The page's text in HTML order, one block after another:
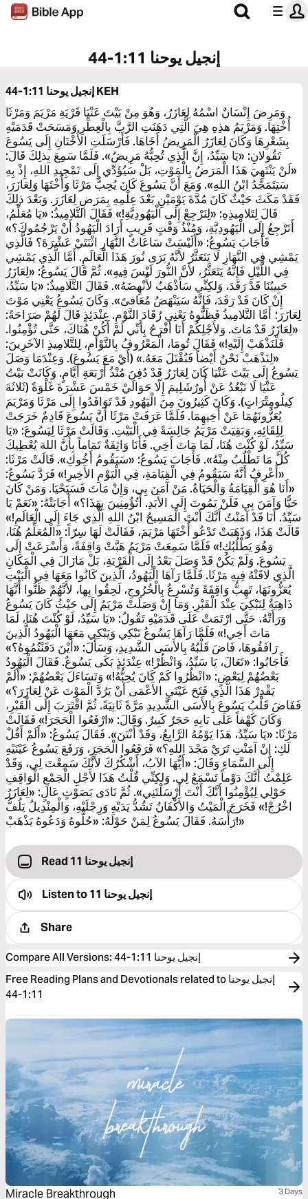
إنجيل يوحنا 1:11-44
إنجيل يوحنا 1:11-44KEH
وَمَرِضَ إِنْسَانٌ اسْمُهُ لِعَازَرُ، وَهُوَ مِنْ بَيْتَ عَنْيَا قَرْيَةِ مَرْيَمَ وَمَرْثَا
أُخْتِهَا. وَمَرْيَمُ هذِهِ هِيَ الَّتِي دَهَنَتِ الرَّبَّ بِالْعِطْرِ وَمَسَحَتْ قَدَمَيْهِ
بِشَعْرِهَا وَكَانَ لِعَازَرُ الْمَرِيضُ أَخَاهَا. فَأَرْسَلَتِ الأُخْتَانِ إِلَى يَسُوعَ
تَقُولانِ: «يَا سَيِّدُ، إِنَّ الَّذِي تُحِبُّهُ مَرِيضٌ». فَلَمَّا سَمِعَ بِذلِكَ قَالَ:
«لَنْ يَنْتَهِيَ هَذَا الْمَرَضُ بِالْمَوْتِ، بَلْ سَيُؤَدِّي إِلَى تَمْجِيدِ اللهِ، إِذْ بِهِ
سَيَتَمَجَّدُ ابْنُ اللهِ». وَمَعَ أَنَّ يَسُوعَ كَانَ يُحِبُّ مَرْثَا وَأُخْتَهَا وَلِعَازَرَ،
فَقَدْ مَكَثَ حَيْثُ كَانَ مُدَّةَ يَوْمَيْنِ بَعْدَ عِلْمِهِ بِمَرَضِ لِعَازَرَ. وَبَعْدَ ذلِكَ
قَالَ لِتَلامِيذِهِ: «لِنَرْجِعْ إِلَى الْيَهُودِيَّةِ!» فَقَالَ التَّلامِيذُ: «يَا مُعَلِّمُ،
أَتَرْجِعُ إِلَى الْيَهُودِيَّةِ، وَمُنْذُ وَقْتٍ قَرِيبٍ أَرَادَ الْيَهُودُ أَنْ يَرْجُمُوكَ؟»
فَأَجَابَ يَسُوعُ: «أَلَيْسَتْ سَاعَاتُ النَّهَارِ اثْنَتَيْ عَشْرَةَ؟ فَالَّذِي
يَمْشِي فِي النَّهَارِ لَا يَتَعَثَّرُ لأَنَّهُ يَرَى نُورَ هَذَا الْعَالَمِ. أَمَّا الَّذِي يَمْشِي
فِي اللَّيْلِ فَإِنَّهُ يَتَعَثَّرُ، لأَنَّ النُّورَ لَيْسَ فِيهِ». ثُمَّ قَالَ يَسُوعُ: «لِعَازَرُ
حَبِيبُنَا قَدْ رَقَدَ، وَلكِنِّي سَأَذْهَبُ لأُنْهِضَهُ». فَقَالَ التَّلَامِيذُ: «يَا سَيِّدُ،
إِنْ كَانَ قَدْ رَقَدَ، فَإِنَّهُ سَيَنْهَضُ مُعَافىً». وَكَانَ يَسُوعُ يَعْنِي مَوْتَ
لِعَازَرَ؛ أَمَّا التَّلامِيذُ فَظَنُّوهُ يَعْنِي رُقَادَ النَّوْمِ. عِنْدَئِذٍ قَالَ لَهُمْ صَرَاحَةً:
«لِعَازَرُ قَدْ مَاتَ. وَلأَجْلِكُمْ أَنَا أَفْرَحُ بِأَنِّي لَمْ أَكُنْ هُنَاكَ، حَتَّى تُؤْمِنُوا.
فَلْنَذْهَبْ إِلَيْهِ!» فَقَالَ تُومَا، الْمَعْرُوفُ بِالتَّوْأَمِ، لِلتَّلامِيذِ الآخَرِينَ:
«لِنَذْهَبْ نَحْنُ أَيْضاً فَنُقْتَلَ مَعَهُ.» (أَيْ مَعَ يَسُوعَ). وَعِنْدَمَا وَصَلَ
يَسُوعُ إِلَى بَيْتَ عَنْيَا كَانَ لِعَازَرُ قَدْ دُفِنَ مُنْذُ أَرْبَعَةِ أَيَّامٍ. وَكَانَتْ بَيْتُ
عَنْيَا لَا تَبْعُدُ عَنْ أُورُشَلِيمَ إِلّا حَوَالَيْ خَمْسَ عَشْرَةَ غَلْوَةً (ثَلاثَةَ
كِيلُومِتْرَاتٍ). وَكَانَ كَثِيرُونَ مِنَ الْيَهُودِ قَدْ تَوَافَدُوا إِلَى مَرْثَا وَمَرْيَمَ
يُعَزُّونَهُمَا عَنْ أَخِيهِمَا. فَلَمَّا عَرَفَتْ مَرْثَا أَنَّ يَسُوعَ قَادِمٌ خَرَجَتْ
لِلِقَائِهِ، وَبَقِيَتْ مَرْيَمُ جَالِسَةً فِي الْبَيْتِ. وَقَالَتْ مَرْثَا لِيَسُوعَ: «يَا
سَيِّدُ، لَوْ كُنْتَ هُنَا، لَمَا مَاتَ أَخِي. فَأَنَا وَاثِقَةٌ تَمَاماً بِأَنَّ اللهَ يُعْطِيكَ
كُلَّ مَا تَطْلُبُ مِنْهُ». فَأَجَابَ يَسُوعُ: «سَيَقُومُ أَخُوكِ». قَالَتْ مَرْثَا:
«أَعْرِفُ أَنَّهُ سَيَقُومُ فِي الْقِيَامَةِ، فِي الْيَوْمِ الأَخِيرِ!» فَرَدَّ يَسُوعُ:
«أَنَا هُوَ الْقِيَامَةُ وَالْحَيَاةُ. مَنْ آمَنَ بِي، وَإِنْ مَاتَ فَسَيَحْيَا. وَمَنْ كَانَ
حَيًّا وَآمَنَ بِي فَلَنْ يَمُوتَ إِلَى الأَبَدِ. أَتُؤُمِنِينَ بِهَذَا؟» أَجَابَتْهُ: «نَعَمْ يَا
سَيِّدُ. أَنَا قَدْ آمَنْتُ أَنَّكَ أَنْتَ الْمَسِيحُ ابْنُ اللهِ الَّذِي جَاءَ إِلَى الْعَالَمِ!»
قَالَتْ هَذَا، وَذَهَبَتْ تَدْعُو أُخْتَهَا مَرْيَمَ، فَقَالَتْ لَهَا سِرّاً: «الْمُعَلِّمُ هُنَا،
وَهُوَ يَطْلُبُكِ!» فَلَمَّا سَمِعَتْ مَرْيَمُ هَبَّتْ وَاقِفَةً، وَأَسْرَعَتْ إِلَى
يَسُوعَ. وَلَمْ يَكُنْ قَدْ وَصَلَ بَعْدُ إِلَى الْقَرْيَةِ، بَلْ مَازَالَ فِي الْمَكَانِ
الَّذِي لاقَتْهُ فِيهِ مَرْثَا. فَلَمَّا رَآهَا الْيَهُودُ، الَّذِينَ كَانُوا مَعَهَا فِي الْبَيْتِ
يُعَزُّونَهَا، تَهِبُّ وَاقِفَةً وَتُسْرِعُ بِالْخُرُوجِ، لَحِقُوا بِها، لأَنَّهُمْ ظَنُّوا أَنَّهَا
ذَاهِبَةٌ لِتَبْكِيَ عِنْدَ الْقَبْرِ. وَمَا إِنْ وَصَلَتْ مَرْيَمُ إِلَى حَيْثُ كَانَ يَسُوعُ
وَرَأَتْهُ، حَتَّى ارْتَمَتْ عَلَى قَدَمَيْهِ تَقُولُ: «يَا سَيِّدُ، لَوْ كُنْتَ هُنَا، لَمَا
مَاتَ أَخِي!» فَلَمَّا رَآهَا يَسُوعُ تَبْكِي وَيَبْكِي مَعَهَا الْيَهُودُ الَّذِينَ
رَافَقُوهَا، فَاضَ قَلْبُهُ بِالأَسَى الشَّدِيدِ، وَسَأَلَ: «أَيْنَ دَفَنْتُمُوهُ؟»
فَأَجَابُوا: «تَعَالَ، يَا سَيِّدُ، وَانْظُرْ!» عِنْدَئِذٍ بَكَى يَسُوعُ. فَقَالَ الْيَهُودُ
بَعْضُهُمْ لِبَعْضٍ: «انْظُرُوا كَمْ كَانَ يُحِبُّهُ!» وَتَسَاءَلَ بَعْضُهُمْ: «أَلَمْ
يَقْدِرْ هَذَا الَّذِي فَتَحَ عَيْنَيِ الأَعْمَى أَنْ يَرُدَّ الْمَوْتَ عَنْ لِعَازَرَ؟»
فَفَاضَ قَلْبُ يَسُوعَ بِالأَسَى الشَّدِيدِ مَرَّةً ثَانِيَةً. ثُمَّ اقْتَرَبَ إِلَى الْقَبْرِ،
وَكَانَ كَهْفاً عَلَى بَابِهِ حَجَرٌ كَبِيرٌ. وَقَالَ: «ارْفَعُوا الْحَجَرَ!» فَقَالَتْ
مَرْثَا: «يَا سَيِّدُ، هَذَا يَوْمُهُ الرَّابِعُ، وَقَدْ أَنْتَنَ». فَقَالَ يَسُوعُ: «أَلَمْ أَقُلْ
لَكِ: إِنْ آمَنْتِ تَرَيْ مَجْدَ اللهِ؟» فَرَفَعُوا الْحَجَرَ، وَرَفَعَ يَسُوعُ عَيْنَيْهِ
إِلَى السَّمَاءِ وَقَالَ: «أَيُّهَا الآبُ، أَشْكُرُكَ لأَنَّكَ سَمِعْتَ لِي، وَقَدْ
عَلِمْتُ أَنَّكَ دَوْماً تَسْمَعُ لِي. وَلكِنِّي قُلْتُ هَذَا لأَجْلِ الْجَمْعِ الْوَاقِفِ
حَوْلِي لِيُؤْمِنُوا أَنَّكَ أَنْتَ أَرْسَلْتَنِي». ثُمَّ نَادَى بَصَوْتٍ عَالٍ: «لِعَازَرُ
اخْرُجْ!» فَخَرَجَ الْمَيْتُ وَالأَكْفَانُ تَشُدُّ يَدَيْهِ وَرِجْلَيْهِ، وَالْمِنْدِيلُ يَلُفُّ
رَأْسَهُ. فَقَالَ يَسُوعُ لِمَنْ حَوْلَهُ: «حُلُّوهُ وَدَعُوهُ يَذْهَبْ!»
Read إنجيل يوحنا 11
Listen to إنجيل يوحنا 11
Share
Compare All Versions:
إنجيل يوحنا 1:11-44
Free Reading Plans and Devotionals related to إنجيل يوحنا
1:11-44
Miracle Breakthrough 3 Days